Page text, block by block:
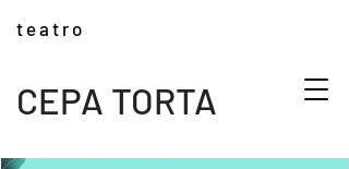
CEPA TORTA
t e a t r o